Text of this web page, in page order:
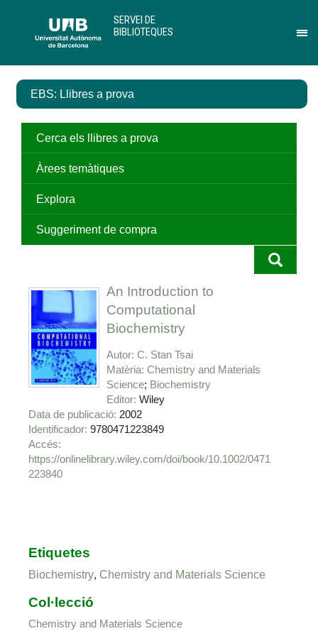
contingut
el
de
SERVEI DE
BIBLIOTEQUES
EBS: Llibres a prova
Cerca els llibres a prova
Àrees temàtiques
Explora
Suggeriment de compra
An Introduction to
Computational
Biochemistry
Autor C. Stan Tsai
Matèria Chemistry and Materials
Science Biochemistry
Editor Wiley
Data de publicació 2002
Identificador 9780471223849
https://onlinelibrary.wiley.com/doi/book/10.1002/0471
223840
Etiquetes
Biochemistry, Chemistry and Materials Science
Col·lecció
Chemistry and Materials Science